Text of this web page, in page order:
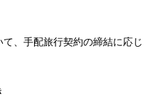
、手配旅行契約の締結に応じ